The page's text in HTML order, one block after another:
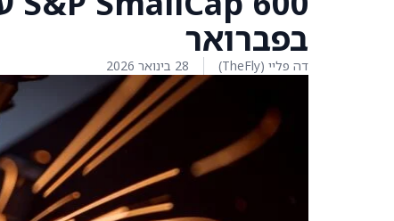
בפברואר
דה פליי (TheFly) 28 בינואר 2026